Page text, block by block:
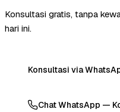
Konsultasi gratis, tanpa
hari ini.
Konsultasi via
Chat WhatsApp —